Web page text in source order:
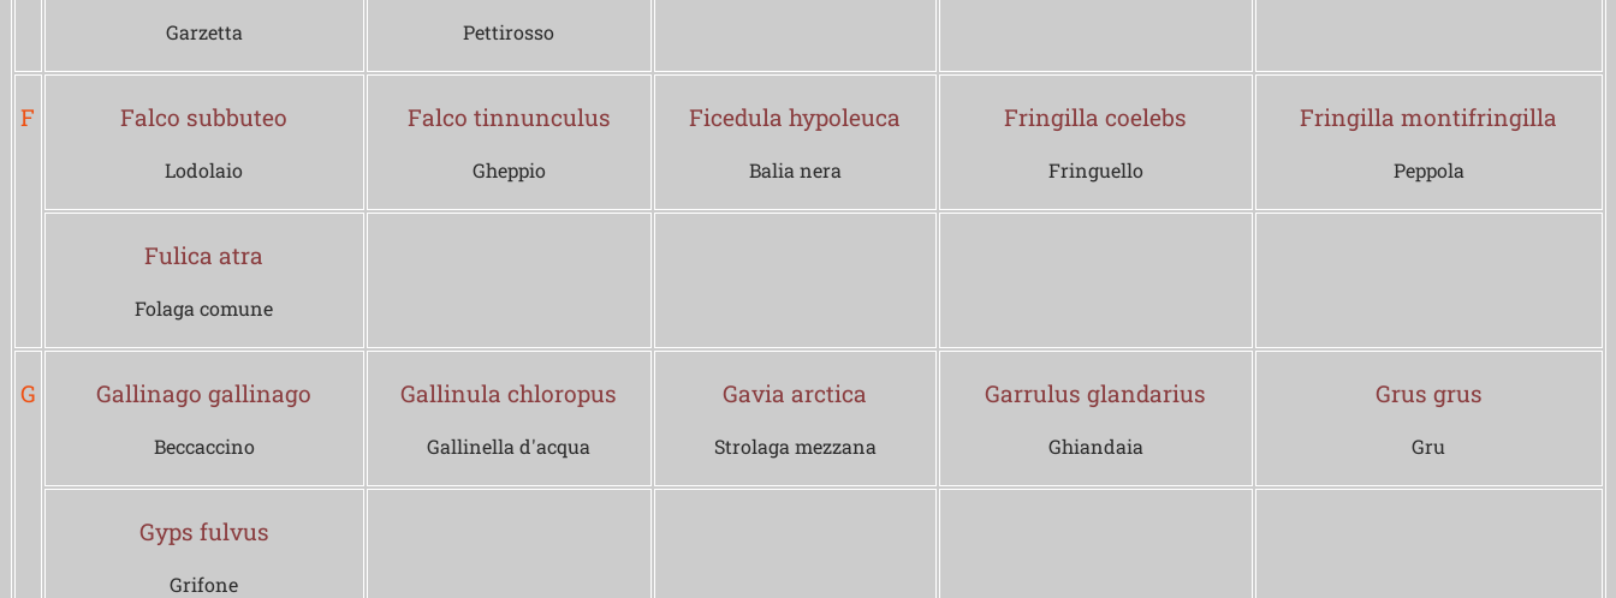
Garzetta Pettirosso
F Falco subbuteo
Lodolaio
Falco tinnunculus
Gheppio
Ficedula hypoleuca
Balia nera
Fringilla coelebs
Fringuello
Fringilla montifringilla
Peppola
Fulica atra
Folaga comune
G Gallinago gallinago
Beccaccino
Gallinula chloropus
Gallinella d'acqua
Gavia arctica
Strolaga mezzana
Garrulus glandarius
Ghiandaia
Grus grus
Gru
Gyps fulvus
Grifone